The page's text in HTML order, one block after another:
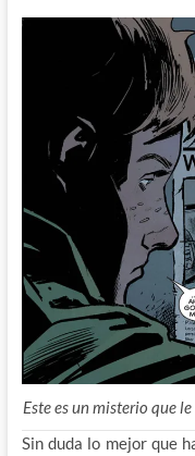
Este es un misterio que
Sin duda lo mejor que